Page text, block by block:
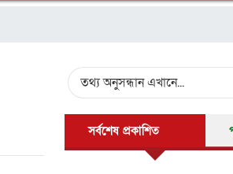
সর্বশেষ প্রকাশিত